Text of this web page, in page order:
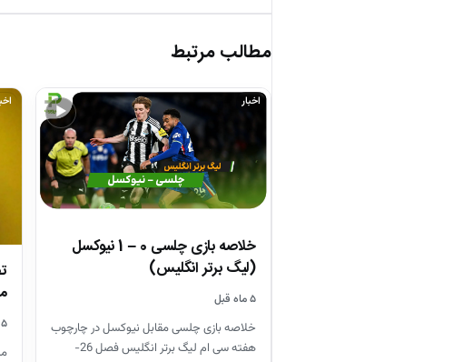
مطالب مرتبط
▶
اخبار
خلاصه بازی چلسی 0 – 1 نیوکسل
(لیگ برتر انگلیس)
۵ ماه قبل
خلاصه بازی چلسی مقابل نیوکسل در چارچوب
هفته سی ام لیگ برتر انگلیس فصل 26-
۵ ماه قبل